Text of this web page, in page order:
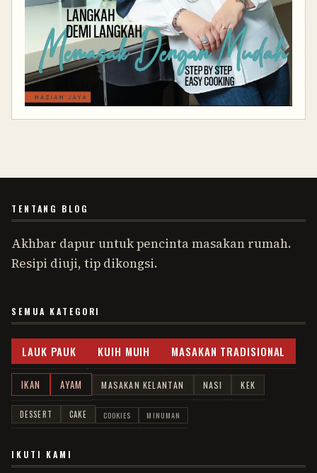
TENTANG BLOG
Akhbar dapur untuk pencinta masakan rumah.
Resipi diuji, tip dikongsi.
SEMUA KATEGORI
LAUK PAUK KUIH MUIH MASAKAN TRADISIONAL
IKAN AYAM MASAKAN KELANTAN NASI KEK
DESSERT CAKE COOKIES MINUMAN
IKUTI KAMI